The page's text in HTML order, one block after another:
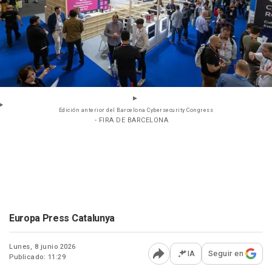
Edición anterior del Barcelona Cybersecurity Congress
- FIRA DE BARCELONA
Europa Press Catalunya
Lunes, 8 junio 2026
Publicado: 11:29
Abrir opciones para
IA Seguir en